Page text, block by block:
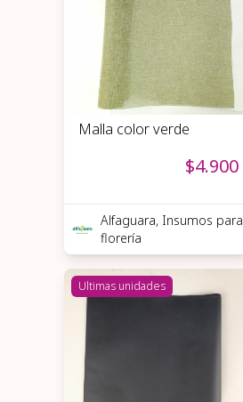
Malla color verde
$4.900
Alfaguara, Insumos para
florería
Ultimas unidades